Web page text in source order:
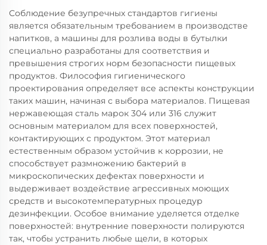
Соблюдение безупречных стандартов гигиены
является обязательным требованием в производстве
напитков, а машины для розлива воды в бутылки
специально разработаны для соответствия и
превышения строгих норм безопасности пищевых
продуктов. Философия гигиенического
проектирования определяет все аспекты конструкции
таких машин, начиная с выбора материалов. Пищевая
нержавеющая сталь марок 304 или 316 служит
основным материалом для всех поверхностей,
контактирующих с продуктом. Этот материал
естественным образом устойчив к коррозии, не
способствует размножению бактерий в
микроскопических дефектах поверхности и
выдерживает воздействие агрессивных моющих
средств и высокотемпературных процедур
дезинфекции. Особое внимание уделяется отделке
поверхностей: внутренние поверхности полируются
так, чтобы устранить любые щели, в которых